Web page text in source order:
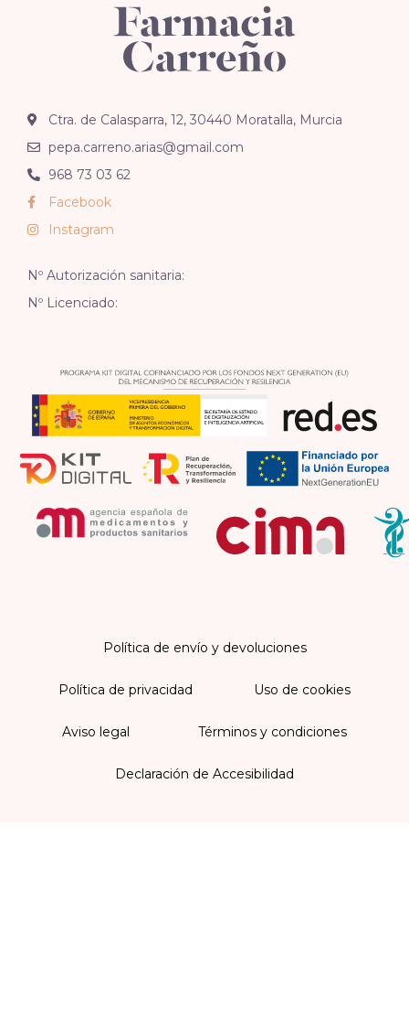
Ctra. de Calasparra, 12, 30440 Moratalla, Murcia
pepa.carreno.arias@gmail.com
968 73 03 62
Facebook
Instagram
Nº Autorización sanitaria:
Nº Licenciado:
Política de envío y devoluciones
Política de privacidad Uso de cookies
Aviso legal Términos y condiciones
Declaración de Accesibilidad